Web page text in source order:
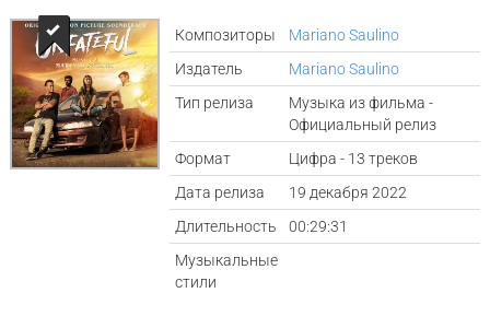
Композиторы
Mariano Saulino
Издатель
Mariano Saulino
Тип релиза
Музыка из фильма -
Официальный релиз
Формат
Цифра - 13 треков
Дата релиза
19 декабря 2022
Длительность
00:29:31
Музыкальные
стили